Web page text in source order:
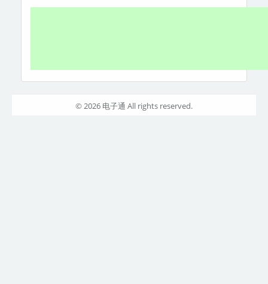
© 2026 电子通 All rights reserved.